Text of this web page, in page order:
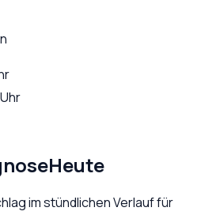
Heute
im stündlichen Verlauf für